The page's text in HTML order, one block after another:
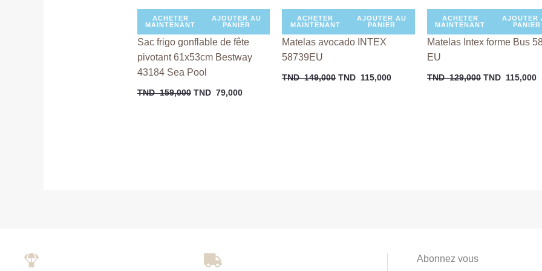
ACHETER
MAINTENANT
AJOUTER AU
PANIER
Sac frigo gonflable de fête
pivotant 61x53cm Bestway
43184 Sea Pool
TND159,000 TND 79,000
ACHETER
MAINTENANT
AJOUTER AU
PANIER
Matelas avocado INTEX
58739EU
TND149,000 TND 115,000
ACHETER
MAINTENANT
AJOUTER
PANIER
Matelas Intex forme Bus
EU
TND129,000 TND 115,000
Abonnez vous